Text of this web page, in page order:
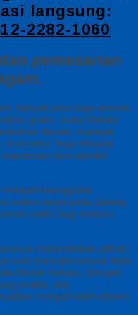
langsung:
2282-1060
pemesanan
banyak jasa toga wisuda
gratis. Judul Melalui
desain, material,
Konveksi Toga Wisuda
bisa diambil
keunggulan
online tanpa perlu datang
waktu bagi institusi
menyediakan pilihan
transaksi terasa lebih
Murah Bekasi, Dengan
praktis, kini
menjadi lebih efisien